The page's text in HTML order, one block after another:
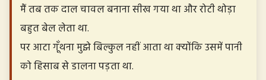
मैं तब तक दाल चावल बनाना सीख गया था और रोटी थोड़ा
बहुत बेल लेता था.
पर आटा गूँथना मुझे बिल्कुल नहीं आता था क्योंकि उसमें पानी
को हिसाब से डालना पड़ता था.